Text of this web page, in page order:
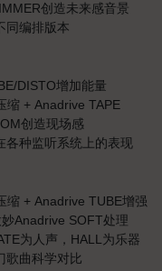
创造未来感音景
同编排版本
DISTO增加能量
缩 + Anadrive TAPE
创造现场感
各种监听系统上的表现
缩 + Anadrive TUBE增强
Anadrive SOFT处理
为人声，HALL为乐器
歌曲科学对比